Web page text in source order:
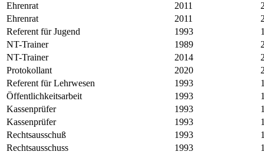
Ehrenrat
2011
Ehrenrat
2011
Referent für Jugend
1993
NT-Trainer
1989
NT-Trainer
2014
Protokollant
2020
Referent für Lehrwesen
1993
Öffentlichkeitsarbeit
1993
Kassenprüfer
1993
Kassenprüfer
1993
Rechtsausschuß
1993
Rechtsausschuss
1993